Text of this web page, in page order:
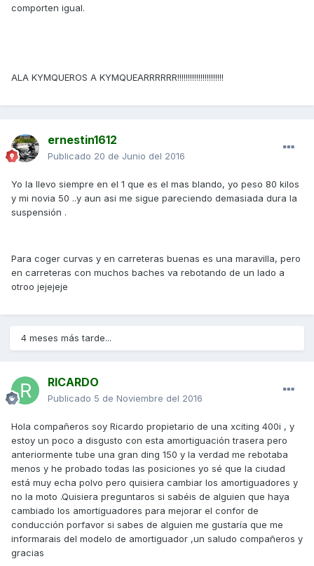
comporten igual.
ALA KYMQUEROS A KYMQUEARRRRRR!!!!!!!!!!!!!!!!!!!!!!
ernestin1612
Publicado 20 de Junio del 2016
Yo la llevo siempre en el 1 que es el mas blando, yo peso 80 kilos
y mi novia 50 ..y aun asi me sigue pareciendo demasiada dura la
suspensión .
Para coger curvas y en carreteras buenas es una maravilla, pero
en carreteras con muchos baches va rebotando de un lado a
otroo jejejeje
4 meses más tarde...
RICARDO
Publicado 5 de Noviembre del 2016
Hola compañeros soy Ricardo propietario de una xciting 400i , y
estoy un poco a disgusto con esta amortiguación trasera pero
anteriormente tube una gran ding 150 y la verdad me rebotaba
menos y he probado todas las posiciones yo sé que la ciudad
está muy echa polvo pero quisiera cambiar los amortiguadores y
no la moto .Quisiera preguntaros si sabéis de alguien que haya
cambiado los amortiguadores para mejorar el confor de
conducción porfavor si sabes de alguien me gustaría que me
informarais del modelo de amortiguador ,un saludo compañeros y
gracias